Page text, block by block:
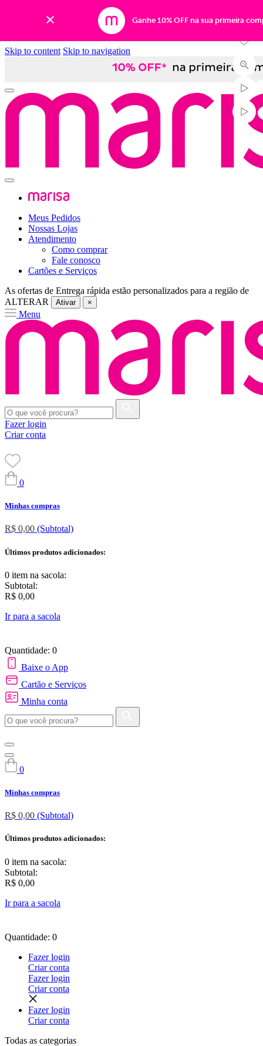
Ganhe 10% OFF na sua primeira
Skip to content Skip to navigation
Meus Pedidos
Nossas Lojas
Atendimento
Como comprar
Fale conosco
Cartões e Serviços
As ofertas de Entrega rápida estão personalizados para a região de
ALTERAR
Ativar ×
Menu
Fazer login
Criar conta
0
Minhas compras
R$ 0,00 (Subtotal)
Últimos produtos adicionados:
0 item na sacola:
Subtotal:
R$ 0,00
Ir para a sacola
Quantidade: 0
Baixe o App
Cartão e Serviços
Minha conta
0
Minhas compras
R$ 0,00 (Subtotal)
Últimos produtos adicionados:
0 item na sacola:
Subtotal:
R$ 0,00
Ir para a sacola
Quantidade: 0
Fazer login
Criar conta
Fazer login
Criar conta
Fazer login
Criar conta
Todas as categorias